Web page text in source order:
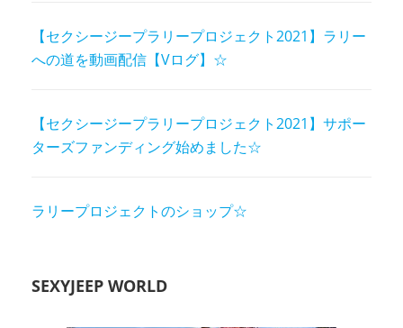
【セクシージープラリープロジェクト2021】ラリー
への道を動画配信【Vログ】☆
【セクシージープラリープロジェクト2021】サポー
ターズファンディング始めました☆
ラリープロジェクトのショップ☆
SEXYJEEP WORLD